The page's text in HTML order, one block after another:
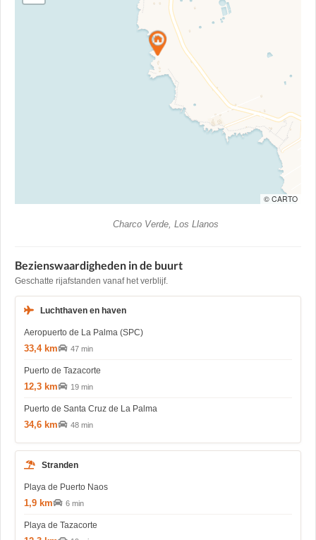
© CARTO
Charco Verde, Los Llanos
Bezienswaardigheden in de buurt
Geschatte rijafstanden vanaf het verblijf.
Luchthaven en haven
Aeropuerto de La Palma (SPC)
33,4 km 47 min
Puerto de Tazacorte
12,3 km 19 min
Puerto de Santa Cruz de La Palma
34,6 km 48 min
Stranden
Playa de Puerto Naos
1,9 km 6 min
Playa de Tazacorte